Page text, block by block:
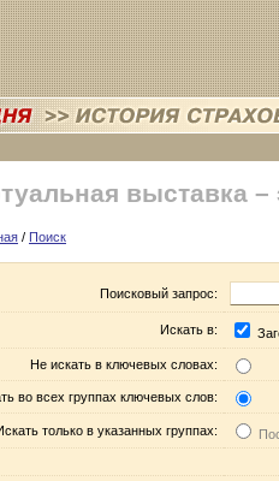
выставка –
/ Поиск
Поисковый запрос:
Искать в:
Не искать в ключевых словах:
во всех группах ключевых слов:
только в указанных группах: